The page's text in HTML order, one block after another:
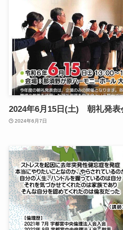
2024年6月15日(土) 朝礼発表
2024年6月7日